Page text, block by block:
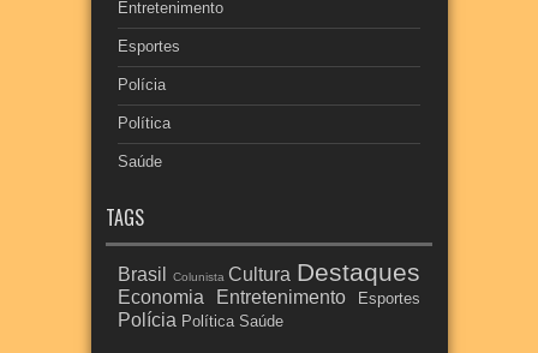
Entretenimento
Esportes
Polícia
Política
Saúde
TAGS
Brasil Colunista Cultura Destaques
Economia Entretenimento Esportes
Polícia Política Saúde